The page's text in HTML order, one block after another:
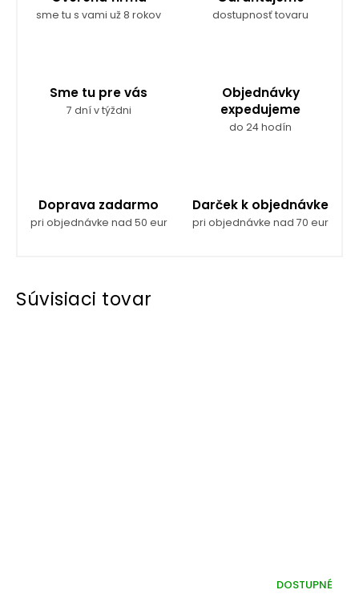
sme tu s vami už 8 rokov dostupnosť tovaru
Sme tu pre vás
7 dní v týždni
Objednávky
expedujeme
do 24 hodín
Doprava zadarmo
pri objednávke nad 50 eur
Darček k objednávke
pri objednávke nad 70 eur
Súvisiaci tovar
DOSTUPNÉ